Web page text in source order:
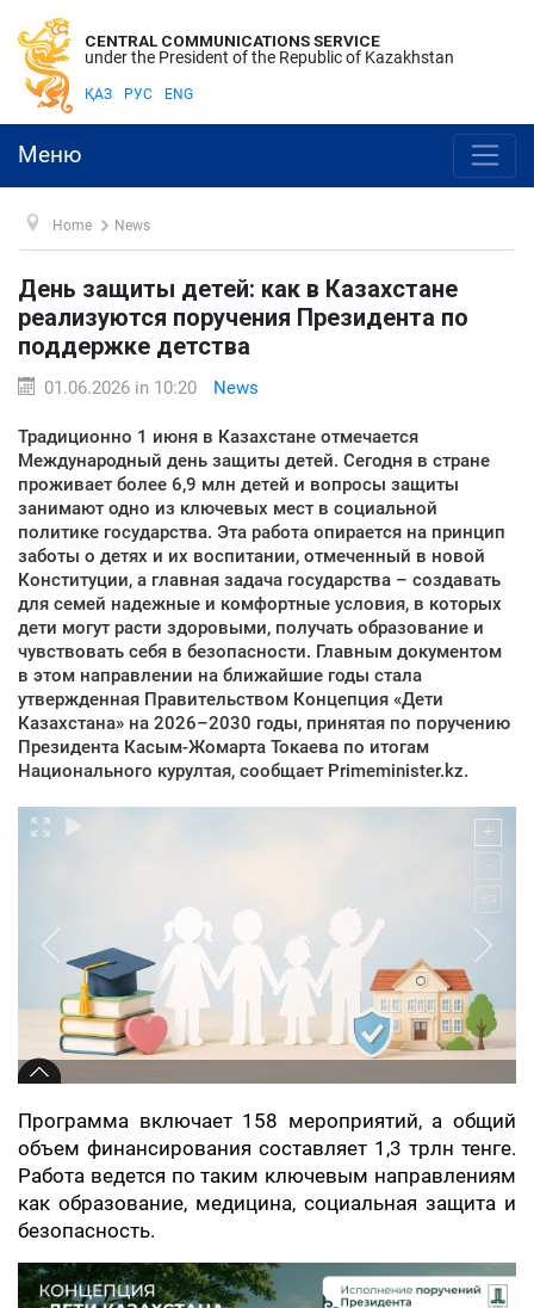
CENTRAL COMMUNICATIONS SERVICE
under the President of the Republic of Kazakhstan
ҚАЗ РУС ENG
Меню
Home News
День защиты детей: как в Казахстане
реализуются поручения Президента по
поддержке детства
01.06.2026 in 10:20 News
Традиционно 1 июня в Казахстане отмечается
Международный день защиты детей. Сегодня в стране
проживает более 6,9 млн детей и вопросы защиты
занимают одно из ключевых мест в социальной
политике государства. Эта работа опирается на принцип
заботы о детях и их воспитании, отмеченный в новой
Конституции, а главная задача государства – создавать
для семей надежные и комфортные условия, в которых
дети могут расти здоровыми, получать образование и
чувствовать себя в безопасности. Главным документом
в этом направлении на ближайшие годы стала
утвержденная Правительством Концепция «Дети
Казахстана» на 2026–2030 годы, принятая по поручению
Президента Касым-Жомарта Токаева по итогам
Национального курултая, сообщает Primeminister.kz.
Программа включает 158 мероприятий, а общий
объем финансирования составляет 1,3 трлн тенге.
Работа ведется по таким ключевым направлениям
как образование, медицина, социальная защита и
безопасность.